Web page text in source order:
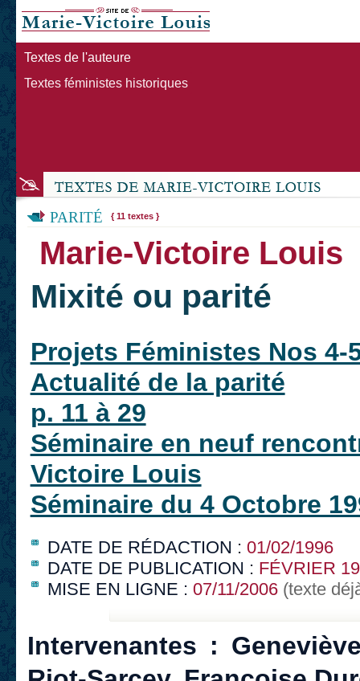
Textes de l'auteure
Textes féministes historiques
PARITÉ { 11 textes }
Marie-Victoire Louis
Mixité ou parité
Projets Féministes Nos 4-
Actualité de la parité
p. 11 à 29
Séminaire en neuf
Victoire Louis
Séminaire du 4 Octobre
DATE DE RÉDACTION : 01/02/1996
DATE DE PUBLICATION : FÉVRIER
MISE EN LIGNE : 07/11/2006(texte
Intervenantes :